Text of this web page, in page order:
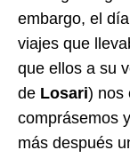
embargo, el
viajes que
que ellos a su
de Losari) nos
comprásemos
más después